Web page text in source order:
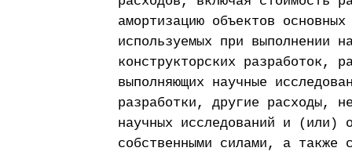
амортизацию объектов
используемых при выполнении
конструкторских разработок,
выполняющих научные
разработки, другие расходы,
научных исследований и (или)
собственными силами, а также